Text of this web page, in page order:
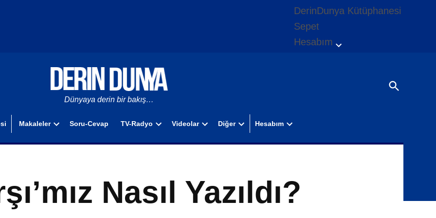
DerinDunya Kütüphanesi
Sepet
Hesabım
DerinDunya
Dünyaya derin bir bakış…
Open
Search
Makaleler Soru-Cevap TV-Radyo Videolar Diğer
Open
Hesabım
Nasıl Yazıldı?